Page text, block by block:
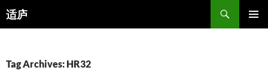
适庐
Search
Tag Archives: HR32